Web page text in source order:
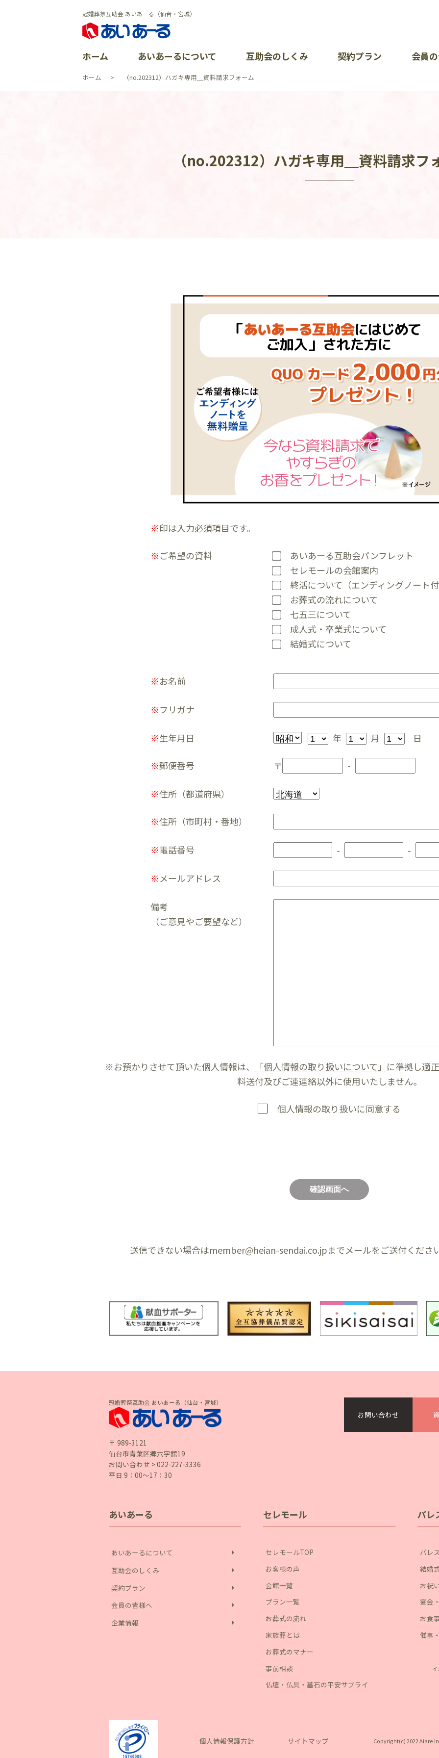
冠婚葬祭互助会 あいあーる（仙台・宮城）
ホーム あいあーるについて
イベント一覧
イベ
互助会のしくみ 契約プラン 会員
よくある質問（会員の皆様）
個人情報保護方針
リン
ホーム （no.202312）ハガキ専用＿資料請求フォーム
（no.202312）ハガキ専用＿資料請求
※印は入力必須項目です。
※ご希望の資料
あいあーる互助会パンフレット
セレモールの会館案内
終活について（エンディングノート
お葬式の流れについて
七五三について
成人式・卒業式について
結婚式について
※お名前
※フリガナ
※生年月日 年 月 日
※郵便番号 -
※住所（都道府県）
※住所（市町村・番地）
※電話番号 - -
※メールアドレス
備考
（ご意見やご要望など）
※お預かりさせて頂いた個人情報は、 「個人情報の取り扱いについて」 に準拠し適
料送付及びご連連絡以外に使用いたしません。
個人情報の取り扱いに同意する
だ
送信できない場合はmember@heian-sendai.co.jpまでメールをご送付くださ
冠婚葬祭互助会 あいあーる（仙台・宮城）
〒 989-3121
仙台市青葉区郷六字舘19
お問い合わせ > 022-227-3336
平日 9：00〜17：30
お問い合わせ
あいあーる
あいあーるについて arrow_right
互助会のしくみ arrow_right
契約プラン arrow_right
会員の皆様へ arrow_right
企業情報 arrow_right
セレモール
セレモールTOP
お客様の声
会館一覧
プラン一覧
お葬式の流れ
家族葬とは
お葬式のマナー
事前相談
仏壇・仏具・墓石の平安サプライ
パレ
パレ
結婚
お祝
宴会
お食
催事
個人情報保護方針 サイトマップ Copyright(c) 2022 Aiare